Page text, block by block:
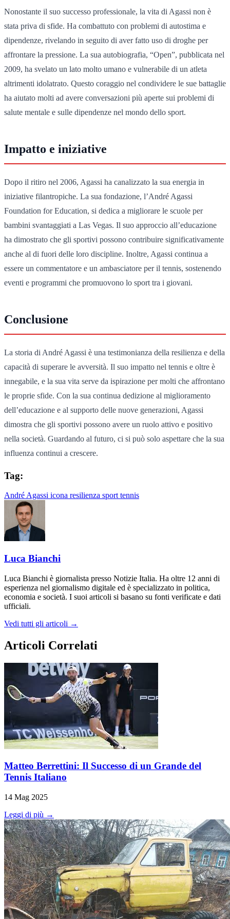
Nonostante il suo successo professionale, la vita di Agassi non è
stata priva di sfide. Ha combattuto con problemi di autostima e
dipendenze, rivelando in seguito di aver fatto uso di droghe per
affrontare la pressione. La sua autobiografia, “Open”, pubblicata nel
2009, ha svelato un lato molto umano e vulnerabile di un atleta
altrimenti idolatrato. Questo coraggio nel condividere le sue battaglie
ha aiutato molti ad avere conversazioni più aperte sui problemi di
salute mentale e sulle dipendenze nel mondo dello sport.
Impatto e iniziative
Dopo il ritiro nel 2006, Agassi ha canalizzato la sua energia in
iniziative filantropiche. La sua fondazione, l’André Agassi
Foundation for Education, si dedica a migliorare le scuole per
bambini svantaggiati a Las Vegas. Il suo approccio all’educazione
ha dimostrato che gli sportivi possono contribuire significativamente
anche al di fuori delle loro discipline. Inoltre, Agassi continua a
essere un commentatore e un ambasciatore per il tennis, sostenendo
eventi e programmi che promuovono lo sport tra i giovani.
Conclusione
La storia di André Agassi è una testimonianza della resilienza e della
capacità di superare le avversità. Il suo impatto nel tennis e oltre è
innegabile, e la sua vita serve da ispirazione per molti che affrontano
le proprie sfide. Con la sua continua dedizione al miglioramento
dell’educazione e al supporto delle nuove generazioni, Agassi
dimostra che gli sportivi possono avere un ruolo attivo e positivo
nella società. Guardando al futuro, ci si può solo aspettare che la sua
influenza continui a crescere.
Tag:
André Agassi icona resilienza sport tennis
Luca Bianchi
Luca Bianchi è giornalista presso Notizie Italia. Ha oltre 12 anni di
esperienza nel giornalismo digitale ed è specializzato in politica,
economia e società. I suoi articoli si basano su fonti verificate e dati
ufficiali.
Vedi tutti gli articoli →
Articoli Correlati
Matteo Berrettini: Il Successo di un Grande del
Tennis Italiano
14 Mag 2025
Leggi di più →